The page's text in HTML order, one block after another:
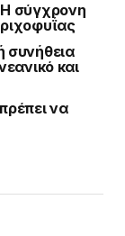
σύγχρονη
συνήθεια
και
να